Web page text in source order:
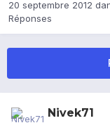
20 septembre 2012
Réponses
Nivek71